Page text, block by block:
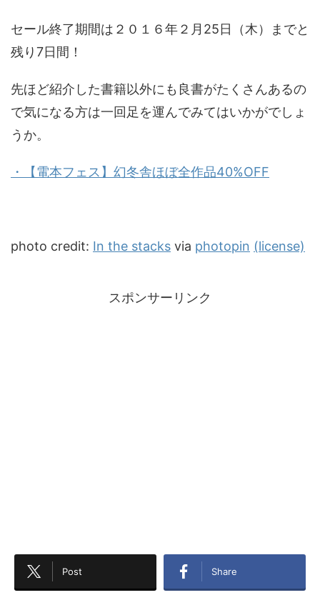
セール終了期間は２０１６年２月25日（木）までと
残り7日間！
先ほど紹介した書籍以外にも良書がたくさんあるの
で気になる方は一回足を運んでみてはいかがでしょ
うか。
・【電本フェス】幻冬舎ほぼ全作品40%OFF
photo credit: In the stacks via photopin (license)
スポンサーリンク
Post Share